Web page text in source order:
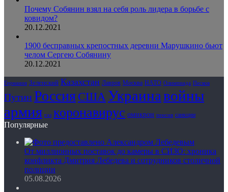
Почему Собянин взял на себя роль лидера в борьбе с
ковидом?
20.12.2021
1900 бесправных крепостных деревни Марушкино бьют
челом Сергею Собянину
20.12.2021
Германия Зеленский Казахстан Лавров Москва НАТО Олимпиада Песков
Путин РоссияСШАУкраинавойны
армия газ коронавирус омикрон пенсия санкции
Популярные
От миллионных поставок до камеры в СИЗО: хроника
конфликта Дмитрия Лебедева и сотрудников столичной
полиции
05.08.2026